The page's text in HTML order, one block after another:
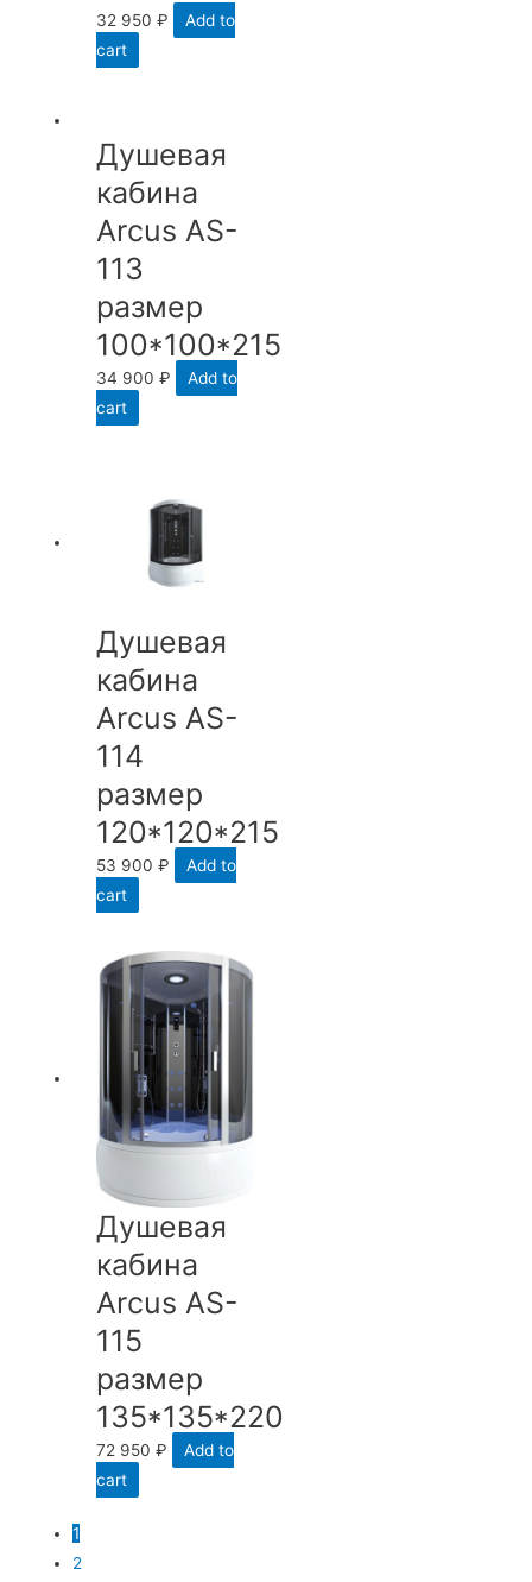
32 950₽
Add to
cart
Душевая
кабина
Arcus AS-
113
размер
100*100*215
34 900₽
Add to
cart
Душевая
кабина
Arcus AS-
114
размер
120*120*215
53 900₽
Add to
cart
Душевая
кабина
Arcus AS-
115
размер
135*135*220
72 950₽
Add to
cart
1
2